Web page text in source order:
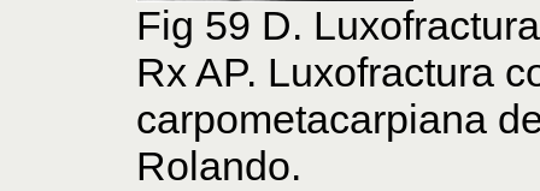
Fig 59 D.
Rx AP. Luxofractura
carpometacarpiana
Rolando.